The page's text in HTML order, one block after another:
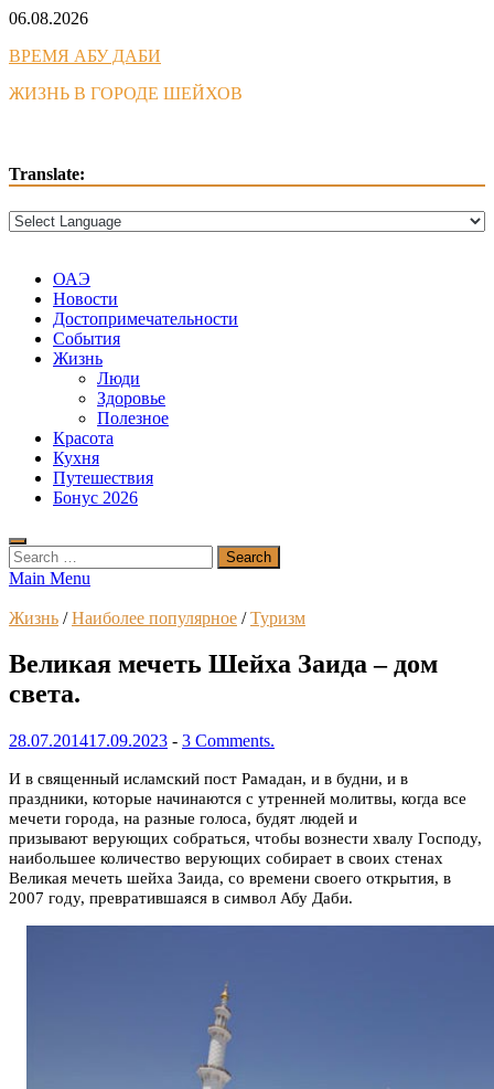
Skip
content
06.08.2026
ВРЕМЯ АБУ ДАБИ
ЖИЗНЬ В ГОРОДЕ ШЕЙХОВ
Translate:
ОАЭ
Новости
Достопримечательности
События
Жизнь
Люди
Здоровье
Полезное
Красота
Кухня
Путешествия
Бонус 2026
Search
for:
Main Menu
Жизнь /Наиболее популярное /Туризм
Великая мечеть Шейха Заида – дом
света.
28.07.201417.09.2023 - 3 Comments.
И в священный исламский пост Рамадан, и в будни, и в
праздники, которые начинаются с утренней молитвы, когда все
мечети города, на разные голоса, будят людей и
призывают верующих собраться, чтобы вознести хвалу Господу,
наибольшее количество верующих собирает в своих стенах
Великая мечеть шейха Заида, со времени своего открытия, в
2007 году, превратившаяся в символ Абу Даби.